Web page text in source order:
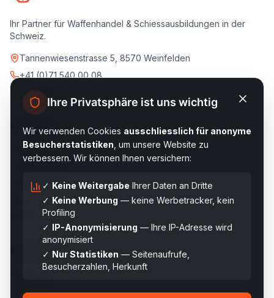
Ihr Partner für Waffenhandel & Schiessausbildungen in der
Schweiz.
Tannenwiesenstrasse 5, 8570 Weinfelden
+41 (0)71 540 00 08
info@armac.ch
Navigation
Privatkunden
Polizei/Behörden
Über uns
Rechtliches
Datenschutz
Ihre Privatsphäre ist uns wichtig
Wir verwenden Cookies ausschliesslich für anonyme
Besucherstatistiken , um unsere Website zu
verbessern. Wir können Ihnen versichern:
✓ Keine Weitergabe Ihrer Daten an Dritte
✓ Keine Werbung — keine Werbetracker, kein
Profiling
✓ IP-Anonymisierung — Ihre IP-Adresse wird
anonymisiert
✓ Nur Statistiken — Seitenaufrufe,
Besucherzahlen, Herkunft